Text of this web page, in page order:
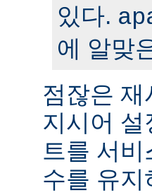
있다.
에 알맞
점잖은
지시어
트를 서
수를 유